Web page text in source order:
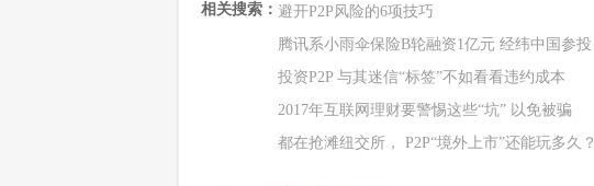
相关搜索： 避开P2P风险的6项技巧
腾讯系小雨伞保险B轮融资1亿元 经纬中国参投
投资P2P 与其迷信“标签”不如看看违约成本
2017年互联网理财要警惕这些“坑” 以免被骗
都在抢滩纽交所， P2P“境外上市”还能玩多久？